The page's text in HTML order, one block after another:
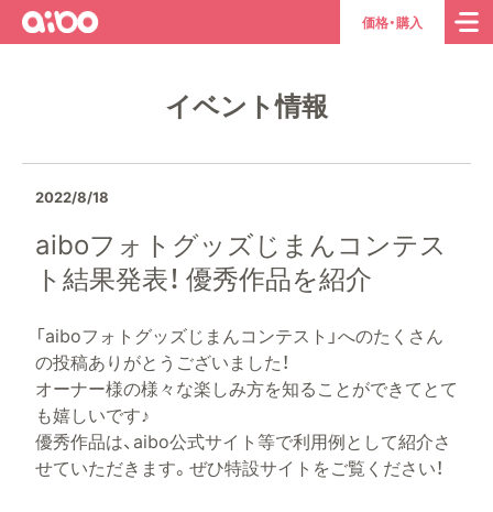
aibo
ト
ッ
価格・購入
イベント情報
2022/8/18
aiboフォトグッズじまんコンテス
ト結果発表！ 優秀作品を紹介
「aiboフォトグッズじまんコンテスト」へのたくさん
の投稿ありがとうございました！
オーナー様の様々な楽しみ方を知ることができてとて
も嬉しいです♪
優秀作品は、aibo公式サイト等で利用例として紹介さ
せていただきます。ぜひ特設サイトをご覧ください！